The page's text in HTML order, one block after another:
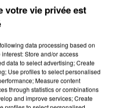
SUPPOSÉS DE LA DZ
votre vie privée est
data processing based on
Store and/or access
data to select advertising; Create
Use profiles to select personalised
Measure content
through statistics or combinations
and improve services; Create